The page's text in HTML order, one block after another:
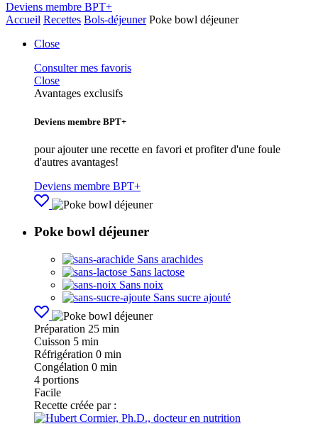
Deviens membre BPT+
Accueil Recettes Bols-déjeuner Poke bowl déjeuner
Close
Consulter mes favoris
Close
Avantages exclusifs
Deviens membre BPT+
pour ajouter une recette en favori et profiter d'une foule
d'autres avantages!
Deviens membre BPT+
Poke bowl déjeuner
Sans arachides
Sans lactose
Sans noix
Sans sucre ajouté
Préparation 25 min
Cuisson 5 min
Réfrigération 0 min
Congélation 0 min
4 portions
Facile
Recette créée par :